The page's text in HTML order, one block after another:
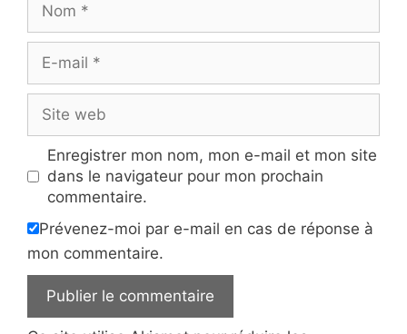
mail
web
Enregistrer mon nom, mon e-mail et mon site
dans le navigateur pour mon prochain
commentaire.
Prévenez-moi par e-mail en cas de réponse à
mon commentaire.